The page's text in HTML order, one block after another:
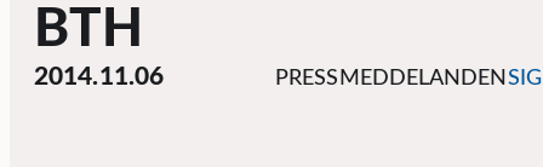
BTH
2014.11.06 PRESSMEDDELANDEN